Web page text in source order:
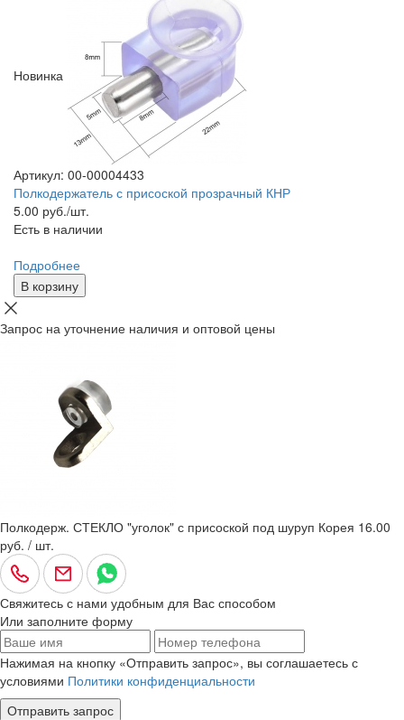
Новинка
Артикул: 00-00004433
Полкодержатель с присоской прозрачный КНР
5.00 руб./шт.
Есть в наличии
Подробнее
В корзину
Запрос на уточнение наличия и оптовой цены
Полкодерж. СТЕКЛО "уголок" с присоской под шуруп Корея 16.00
руб. / шт.
Свяжитесь с нами удобным для Вас способом
Или заполните форму
Нажимая на кнопку «Отправить запрос», вы соглашаетесь с
условиями Политики конфиденциальности
Отправить запрос